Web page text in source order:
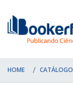
HOME CATÁLOGO